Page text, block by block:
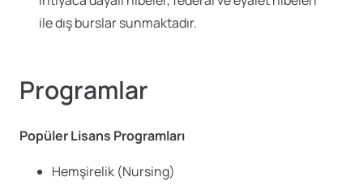
ile dış burslar sunmaktadır.
Programlar
Popüler Lisans Programları
Hemşirelik (Nursing)